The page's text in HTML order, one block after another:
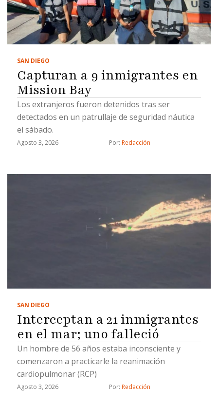
SAN DIEGO
Capturan a 9 inmigrantes en
Mission Bay
Los extranjeros fueron detenidos tras ser
detectados en un patrullaje de seguridad náutica
el sábado.
Agosto 3, 2026 Por: Redacción
SAN DIEGO
Interceptan a 21 inmigrantes
en el mar; uno falleció
Un hombre de 56 años estaba inconsciente y
comenzaron a practicarle la reanimación
cardiopulmonar (RCP)
Agosto 3, 2026 Por: Redacción